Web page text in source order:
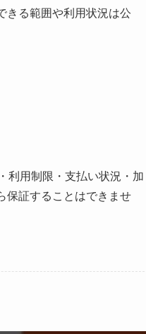
きる範囲や利用状況は公
利用制限・支払い状況・加
保証することはできませ